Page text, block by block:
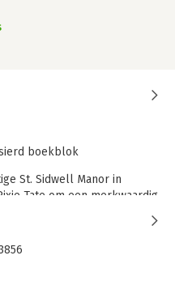
boekblok
St. Sidwell Manor in
Tate om een merkwaardig
al snel dat daar iets
in het holst van de
nooit meer teruggezien.
te komen: wat gebeurde er